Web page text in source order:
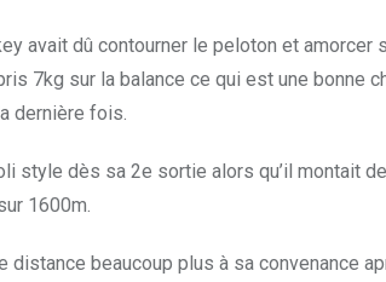
avait dû contourner le peloton et
7kg sur la balance ce qui est une
dernière fois.
style dès sa 2e sortie alors qu’il montait
1600m.
distance beaucoup plus à sa